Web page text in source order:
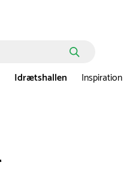
Idrætshallen Inspiration